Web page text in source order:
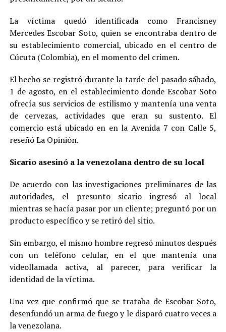
La víctima quedó identificada como Francisney
Mercedes Escobar Soto, quien se encontraba dentro de
su establecimiento comercial, ubicado en el centro de
Cúcuta (Colombia), en el momento del crimen.
El hecho se registró durante la tarde del pasado sábado,
1 de agosto, en el establecimiento donde Escobar Soto
ofrecía sus servicios de estilismo y mantenía una venta
de cervezas, actividades que eran su sustento. El
comercio está ubicado en en la Avenida 7 con Calle 5,
reseñó La Opinión.
Sicario asesinó a la venezolana dentro de su local
De acuerdo con las investigaciones preliminares de las
autoridades, el presunto sicario ingresó al local
mientras se hacía pasar por un cliente; preguntó por un
producto específico y se retiró del sitio.
Sin embargo, el mismo hombre regresó minutos después
con un teléfono celular, en el que mantenía una
videollamada activa, al parecer, para verificar la
identidad de la víctima.
Una vez que confirmó que se trataba de Escobar Soto,
desenfundó un arma de fuego y le disparó cuatro veces a
la venezolana.